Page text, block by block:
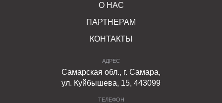
О НАС
ПАРТНЕРАМ
КОНТАКТЫ
АДРЕС
Самарская обл., г. Самара,
ул. Куйбышева, 15, 443099
ТЕЛЕФОН